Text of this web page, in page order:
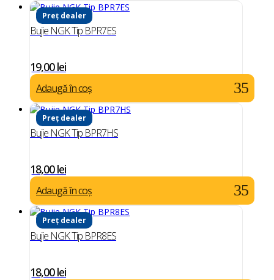
Preț dealer
Bujie NGK Tip BPR7ES
19,00lei
Adaugă în coș
Preț dealer
Bujie NGK Tip BPR7HS
18,00lei
Adaugă în coș
Preț dealer
Bujie NGK Tip BPR8ES
18,00lei